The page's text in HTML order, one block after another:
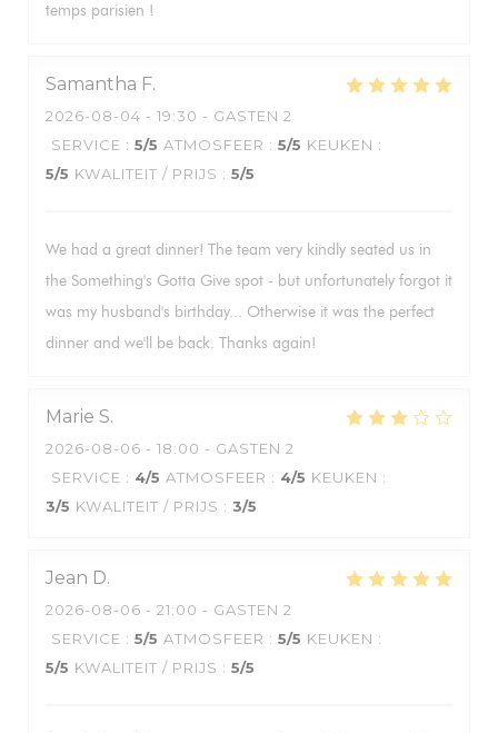
temps parisien !
Samantha F
2026-08-04 - 19:30 - GASTEN 2
SERVICE : 5/5 ATMOSFEER : 5/5 KEUKEN :
5/5 KWALITEIT / PRIJS : 5/5
We had a great dinner! The team very kindly seated us in
the Something's Gotta Give spot - but unfortunately forgot it
was my husband's birthday... Otherwise it was the perfect
dinner and we'll be back. Thanks again!
Marie S
2026-08-06 - 18:00 - GASTEN 2
SERVICE : 4/5 ATMOSFEER : 4/5 KEUKEN :
3/5 KWALITEIT / PRIJS : 3/5
Jean D
2026-08-06 - 21:00 - GASTEN 2
SERVICE : 5/5 ATMOSFEER : 5/5 KEUKEN :
5/5 KWALITEIT / PRIJS : 5/5